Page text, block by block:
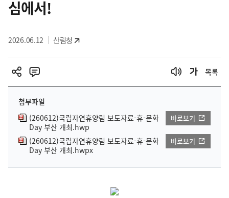
영심에서!
2026.06.12 산림청
목록
첨부파일
(260612)국립자연휴양림 보도자료-휴-문화
Day 부산 개최.hwp
바로보기
(260612)국립자연휴양림 보도자료-휴-문화
Day 부산 개최.hwpx
바로보기